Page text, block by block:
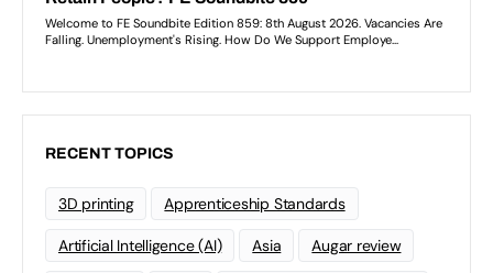
RECENT TOPICS
3D printing Apprenticeship Standards
Artificial Intelligence (AI) Asia Augar review